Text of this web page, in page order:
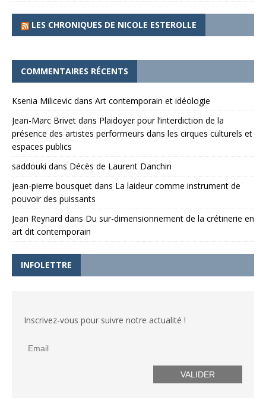
LES CHRONIQUES DE NICOLE ESTEROLLE
COMMENTAIRES RÉCENTS
Ksenia Milicevic dans Art contemporain et idéologie
Jean-Marc Brivet dans Plaidoyer pour l’interdiction de la
présence des artistes performeurs dans les cirques culturels et
espaces publics
saddouki dans Décès de Laurent Danchin
jean-pierre bousquet dans La laideur comme instrument de
pouvoir des puissants
Jean Reynard dans Du sur-dimensionnement de la crétinerie en
art dit contemporain
INFOLETTRE
Inscrivez-vous pour suivre notre actualité !